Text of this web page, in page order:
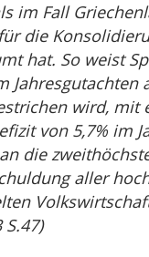
im Fall
die
hat. So weist
Jahresgutachten
wird, mit
von 5,7% im
die
aller
S.47)